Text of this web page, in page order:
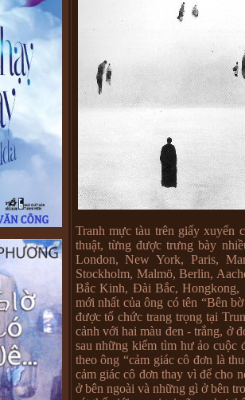
Tranh mực tàu trên giấy xuyến
thuật, từng được trưng bày
London, New York, Paris,
Stockholm, Malmö, Berlin,
Bắc Kinh, Đài Bắc, Hongkong,
mới nhất của ông có tên “Bên
được tổ chức trang trọng tại
cảnh với hai màu đen - trắng, ở
sau những kiếm tìm hư ảo cuộc
theo ông “cảm giác cô đơn là
cảm giác cô đơn thay vì để cho
ở bên ngoài và những gì ở bên